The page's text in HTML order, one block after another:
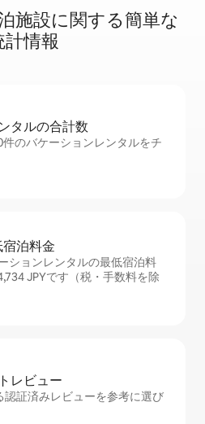
施⁠設⁠に関⁠す⁠る簡⁠単⁠な
計⁠情⁠報
タ⁠ル⁠の合⁠計⁠数
のバケーションレンタルをチ
泊⁠料⁠金
ションレンタルの最低宿泊料
JPYです（税・手数料を除
レ⁠ビ⁠ュ⁠ー
認証済みレビューを参考に選び